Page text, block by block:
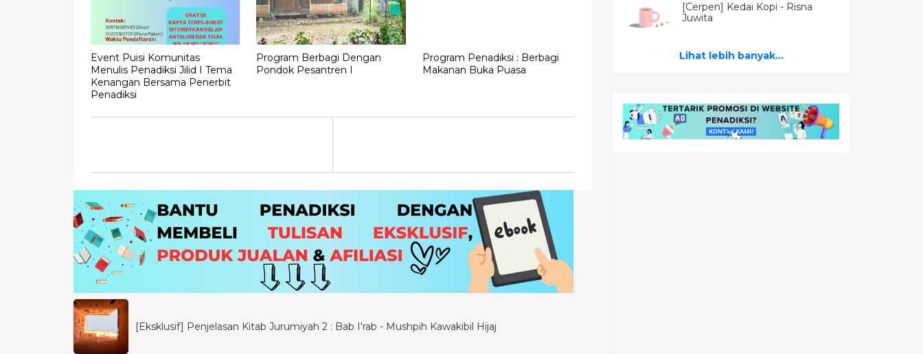
Event Puisi Komunitas
Menulis Penadiksi Jilid I Tema
Kenangan Bersama Penerbit
Penadiksi
Program Berbagi Dengan
Pondok Pesantren I
Program Penadiksi : Berbagi
Makanan Buka Puasa
[Eksklusif] Penjelasan Kitab Jurumiyah 2 : Bab I'rab - Mushpih Kawakibil Hijaj
[Cerpen] Kedai Kopi - Risna
Juwita
Lihat lebih banyak...